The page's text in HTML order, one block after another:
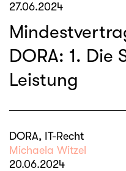
27.06.2024
DORA: 1. Die
Leistung
DORA, IT-Recht
Michaela Witzel
20.06.2024